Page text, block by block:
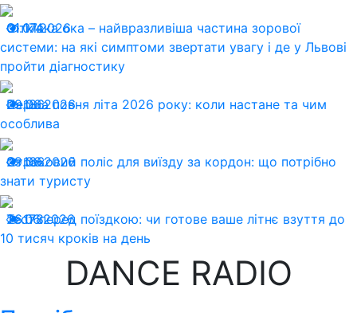
01.07.2026
174
Сітківка ока – найвразливіша частина зорової
системи: на які симптоми звертати увагу і де у Львові
пройти діагностику
29.06.2026
186
Перша повня літа 2026 року: коли настане та чим
особлива
29.06.2026
166
Страховий поліс для виїзду за кордон: що потрібно
знати туристу
26.06.2026
178
Тест перед поїздкою: чи готове ваше літнє взуття до
10 тисяч кроків на день
DANCE RADIO